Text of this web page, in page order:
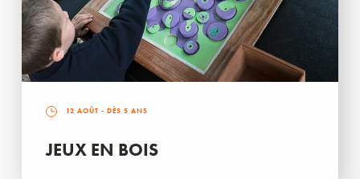
12 AOÛT - DÈS 5 ANS
JEUX EN BOIS